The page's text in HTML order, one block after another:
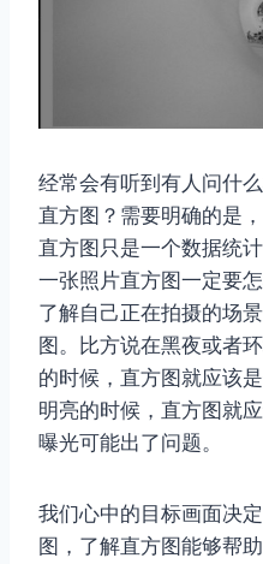
经常会有听到有人问什
直方图？需要明确的是
直方图只是一个数据统
一张照片直方图一定要
了解自己正在拍摄的场
图。比方说在黑夜或者
的时候，直方图就应该
明亮的时候，直方图就
曝光可能出了问题。
我们心中的目标画面决
图，了解直方图能够帮